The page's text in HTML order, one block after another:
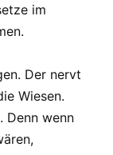
im
Der nervt
Wiesen.
Denn wenn